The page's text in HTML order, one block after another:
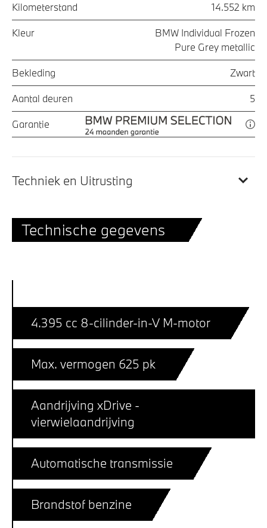
Kilometerstand 14.552 km
Kleur
BMW Individual Frozen
Pure Grey metallic
Bekleding Zwart
Aantal deuren 5
Garantie
Techniek en Uitrusting
Technische gegevens
4.395 cc 8-cilinder-in-V M-motor
Max. vermogen 625 pk
Aandrijving xDrive -
vierwielaandrijving
Automatische transmissie
Brandstof benzine